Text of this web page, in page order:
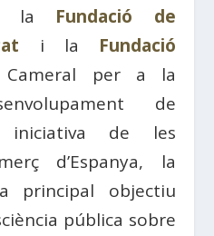
la Fundació de
i la Fundació
per a la
de
iniciativa de les
d’Espanya, la
principal objectiu
pública sobre